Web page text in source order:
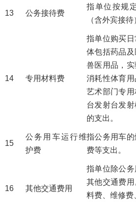
13 公务接待费
指单位按规
（含外宾接待
14 专用材料费
指单位购买
体包括药品及
兽医用品，实
消耗性体育用
艺术部门专
台发射台发
的支出。
15
公务用车运行维
护费
指公务用车
费等支出。
16 其他交通费用
指单位除公
其他交通费
料费、维修费